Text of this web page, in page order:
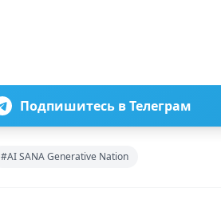
Подпишитесь в Телеграм
#AI SANA Generative Nation